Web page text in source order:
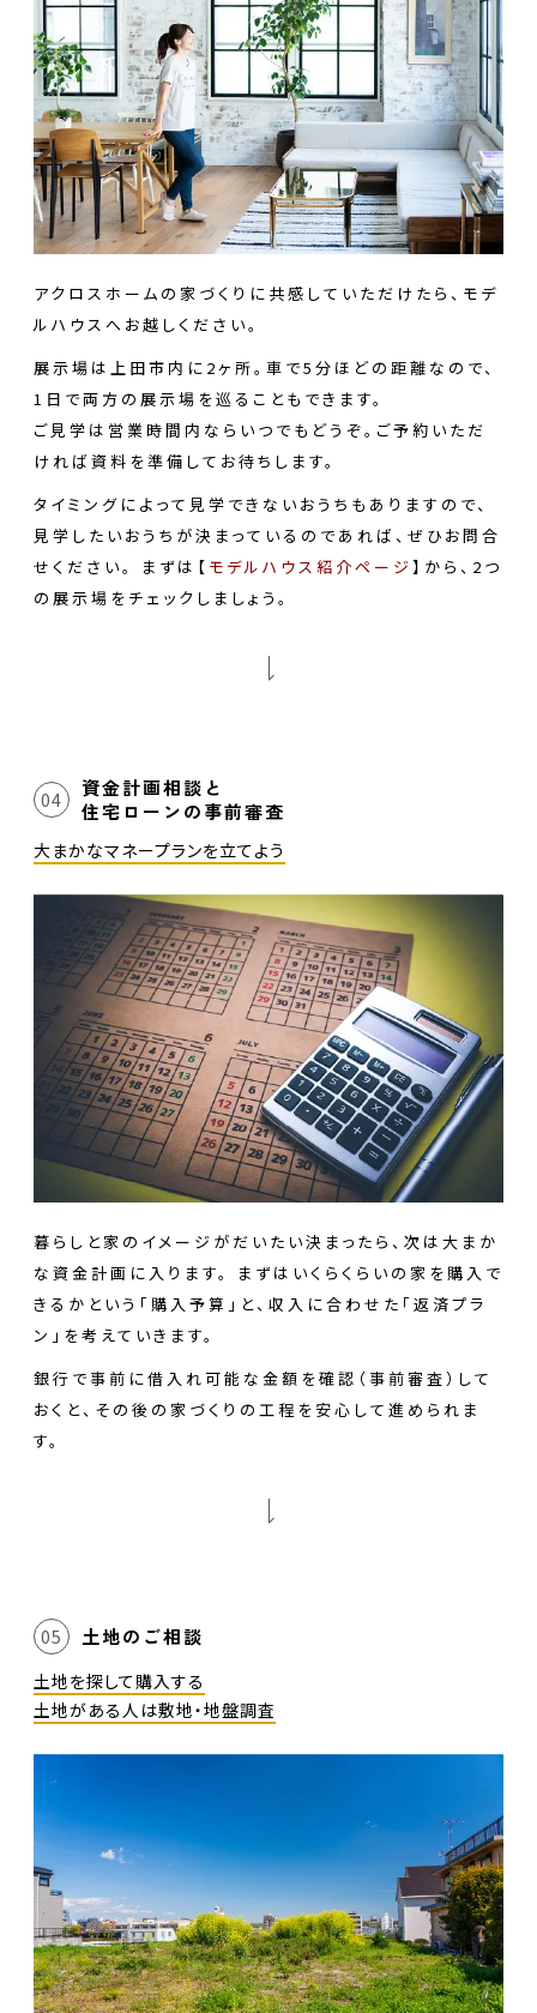
アクロスホームの家づくりに共感していただけたら、モデ
ルハウスへお越しください。
展示場は上田市内に2ヶ所。車で5分ほどの距離なので、
1日で両方の展示場を巡ることもできます。
ご見学は営業時間内ならいつでもどうぞ。ご予約いただ
ければ資料を準備してお待ちします。
タイミングによって見学できないおうちもありますので、
見学したいおうちが決まっているのであれば、ぜひお問合
せください。
まずは【 モデルハウス紹介ページ 】から、2つ
の展示場をチェックしましょう。
04
資金計画相談と
住宅ローンの事前審査
大まかなマネープランを立てよう
暮らしと家のイメージがだいたい決まったら、次は大まか
な資金計画に入ります。 まずはいくらくらいの家を購入で
きるかという「購入予算」と、収入に合わせた「返済プラ
ン」を考えていきます。
銀行で事前に借入れ可能な金額を確認（事前審査）して
おくと、その後の家づくりの工程を安心して進められま
す。
05 土地のご相談
土地を探して購入する
土地がある人は敷地・地盤調査